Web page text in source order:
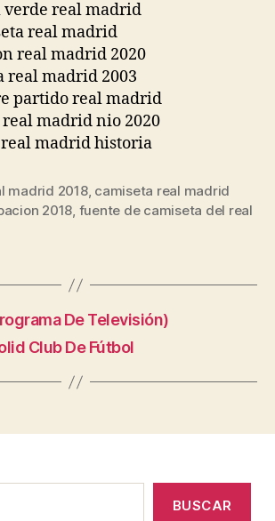
madrid 2018, camiseta real madrid
2018, fuente de camiseta del real
De Televisión)
Club De Fútbol
BUSCAR